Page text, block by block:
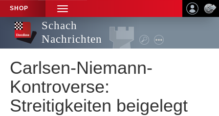
SHOP
TOGGLE
NAVIGATION
Schach
Nachrichten
Carlsen-Niemann-
Kontroverse:
Streitigkeiten beigelegt